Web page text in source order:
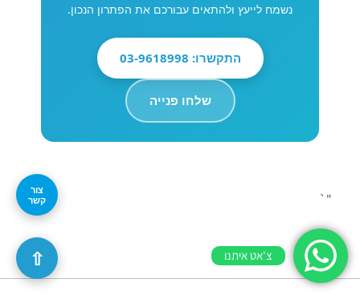
נשמח לייעץ ולהתאים עבורכם את הפתרון הנכון.
התקשרו: 03-9618998
שלחו פנייה
צור
קשר
⇧
"`
צ'אט איתנו